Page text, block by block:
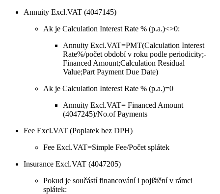
Annuity Excl.VAT (4047145)
Ak je Calculation Interest Rate % (p.a.)<>0:
Annuity Excl.VAT=PMT(Calculation Interest
Rate%/počet období v roku podle periodicity;-
Financed Amount;Calculation Residual
Value;Part Payment Due Date)
Ak je Calculation Interest Rate % (p.a.)=0
Annuity Excl.VAT= Financed Amount
(4047245)/No.of Payments
Fee Excl.VAT (Poplatek bez DPH)
Fee Excl.VAT=Simple Fee/Počet splátek
Insurance Excl.VAT (4047205)
Pokud je součástí financování i pojištění v rámci
splátek: